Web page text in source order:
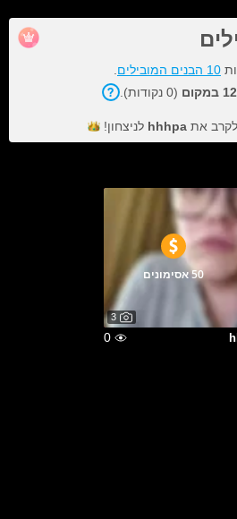
10 הבנים המובילים
(0 נקודות).
את hhhpa לניצחון!
50 אסימונים
3
0